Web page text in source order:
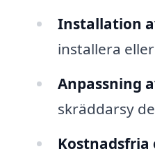
Installation
installera
Anpassning
skräddarsy